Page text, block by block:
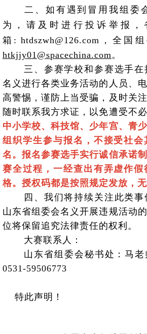
二、如有遇到冒用我组委
为，请及时进行投诉举报，
箱: htdszwh@126.com， 全国
htkjjy01@spacechina.com。
三、参赛学校和参赛选手
名义进行各类业务活动的人员、
高警惕，谨防上当受骗，及时关
随时联系我方求证，以免遭受不必
中小学校、科技馆、少年宫、青
组织学生参与报名，不接受社
名。报名参赛选手实行诚信承诺
赛全过程，一经查出有弄虚作
格。 授权码都是按照规定发放，无
四、我们将持续关注此类
山东省组委会名义开展违规活动
位将保留追究法律责任的权利。
大赛联系人：
山东省组委会秘书处：马
0531-59506773
特此声明！